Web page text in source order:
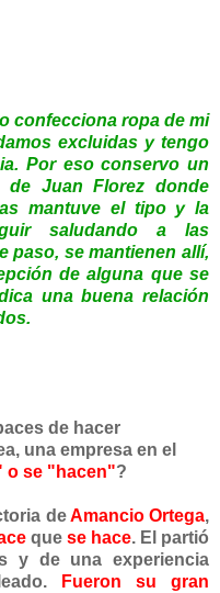
confecciona ropa de mi
excluidas y tengo
Por eso conservo un
Juan Florez donde
mantuve el tipo y la
saludando a las
paso, se mantienen allí,
de alguna que se
una buena relación
de hacer
una empresa en el
o se "hacen"?
deAmancio Ortega,
que se hace. El partió
y de una experiencia
Fueron su gran